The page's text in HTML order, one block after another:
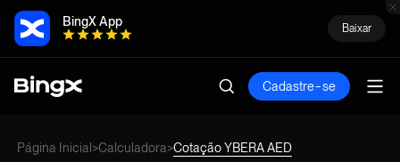
BingX App Baixar
Cadastre-se
Página Inicial >Calculadora>Cotação YBERA AED